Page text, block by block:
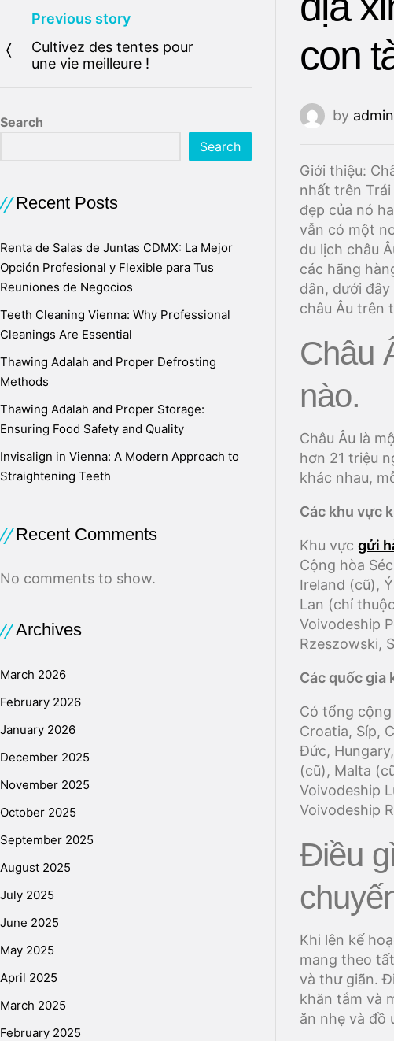
con
by admin
Giới thiệu:
nhất trên
đẹp của nó
vẫn có một
du lịch châu
các hãng
dân, dưới
châu Âu trên
Châu
nào.
Châu Âu là
hơn 21 triệu
khác nhau,
Các khu vực
Khu vực gửi
Cộng hòa
Ireland (cũ),
Lan (chỉ
Voivodeship
Rzeszowski,
Các quốc gia
Có tổng cộng
Croatia, Síp,
Đức,
(cũ), Malta
Voivodeship
Voivodeship
Điều
Khi lên kế
mang theo
và thư giãn.
khăn tắm và
ăn nhẹ và đồ
Previous story
Cultivez des tentes pour
une vie meilleure !
Search
Search
Recent Posts
Renta de Salas de Juntas CDMX: La Mejor
Opción Profesional y Flexible para Tus
Reuniones de Negocios
Teeth Cleaning Vienna: Why Professional
Cleanings Are Essential
Thawing Adalah and Proper Defrosting
Methods
Thawing Adalah and Proper Storage:
Ensuring Food Safety and Quality
Invisalign in Vienna: A Modern Approach to
Straightening Teeth
Recent Comments
No comments to show.
Archives
March 2026
February 2026
January 2026
December 2025
November 2025
October 2025
September 2025
August 2025
July 2025
June 2025
May 2025
April 2025
March 2025
February 2025